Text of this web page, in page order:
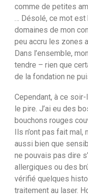
comme de petites
… Désolé, ce mot est
domaines de mon
peu accru les zones
Dans l’ensemble,
tendre – rien que
de la fondation ne
Cependant, à ce
le pire. J’ai eu des
bouchons rouges
Ils n’ont pas fait
aussi bien que
ne pouvais pas dire
allergiques ou des
vérifié quelques
traitement au laser.